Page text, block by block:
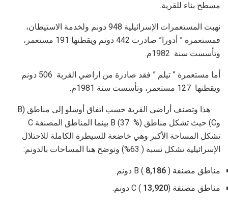
مسطح بناء للقرية.
نهبت المستعمرات الإسرائيلية 948 دونم ولخدمة الاستيطان،
فمستعمرة ” أدورا” صادرت 442 دونم ويقطنها 191 مستعمر،
وتأسست سنة 1982م.
أما مستعمرة ” تيلم ” فقد صادرة من اراضي القرية 506 دونم
ويقطنها 127 مستعمر، وتأسست سنة 1981م.
هذا وتصنف أراضي القرية حسب اتفاق أوسلو إلى مناطق (B
وC) حيث تشكل مناطق B (37 %) بينما المناطق المصنفة C
تشكل المساحة الأكبر وهي خاضعة للسيطرة الكاملة للاحتلال
الإسرائيلية تشكل نسبة ( 63%) ونوضح هنا المساحات بالدونم:
مناطق مصنفة B ( 8,186) دونم.
مناطق مصنفة C ( 13,920) دونم.